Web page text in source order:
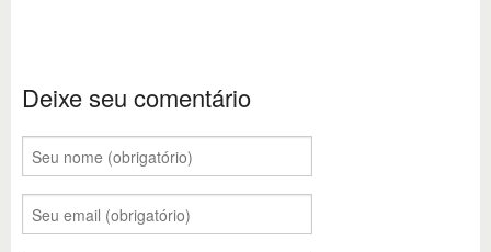
Deixe seu comentário